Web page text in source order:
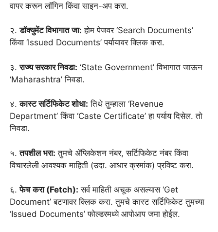
वापर करून लॉगिन किंवा साइन-अप करा.
२.डॉक्युमेंट विभागात जा: होम पेजवर ‘Search Documents’
किंवा ‘Issued Documents’ पर्यायावर क्लिक करा.
३.राज्य सरकार निवडा: ‘State Government’ विभागात जाऊन
‘Maharashtra’ निवडा.
४.कास्ट सर्टिफिकेट शोधा: तिथे तुम्हाला ‘Revenue
Department’ किंवा ‘Caste Certificate’ हा पर्याय दिसेल. तो
निवडा.
५.तपशील भरा: तुमचे ॲप्लिकेशन नंबर, सर्टिफिकेट नंबर किंवा
विचारलेली आवश्यक माहिती (उदा. आधार क्रमांक) प्रविष्ट करा.
६.फेच करा (Fetch): सर्व माहिती अचूक असल्यास ‘Get
Document’ बटणावर क्लिक करा. तुमचे कास्ट सर्टिफिकेट तुमच्या
‘Issued Documents’ फोल्डरमध्ये आपोआप जमा होईल.